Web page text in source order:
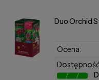
Duo Orchid
Ocena: